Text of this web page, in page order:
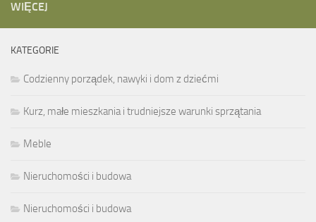
WIĘCEJ
KATEGORIE
Codzienny porządek, nawyki i dom z dziećmi
Kurz, małe mieszkania i trudniejsze warunki sprzątania
Meble
Nieruchomości i budowa
Nieruchomości i budowa